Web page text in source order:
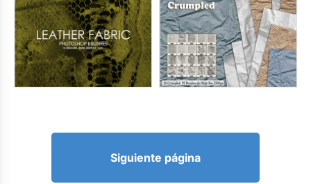
Siguiente página